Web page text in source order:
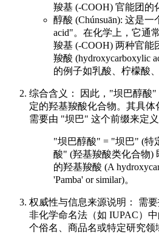
羧基 (-COOH) 官能团的
醇酸 (Chúnsuān): 这是
acid"。在化学上，它通
羧基 (-COOH) 两种官能
羧酸 (hydroxycarboxylic
的例子如乳酸、柠檬酸
综合含义： 因此，"坝巴醇酸
定的羟基羧酸化合物。其具体
需要由 "坝巴" 这个前缀来定
"坝巴醇酸" = "坝巴" (特
酸" (羟基羧酸类化合物)
的羟基羧酸 (A
'Pamba' or similar)。
权威性与信息来源说明： 需
非化学命名法（如 IUPAC）
个俗名、商品名或特定研究